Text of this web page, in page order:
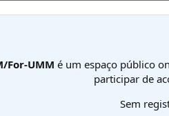
For-UMM é um espaço público
participar de
Sem